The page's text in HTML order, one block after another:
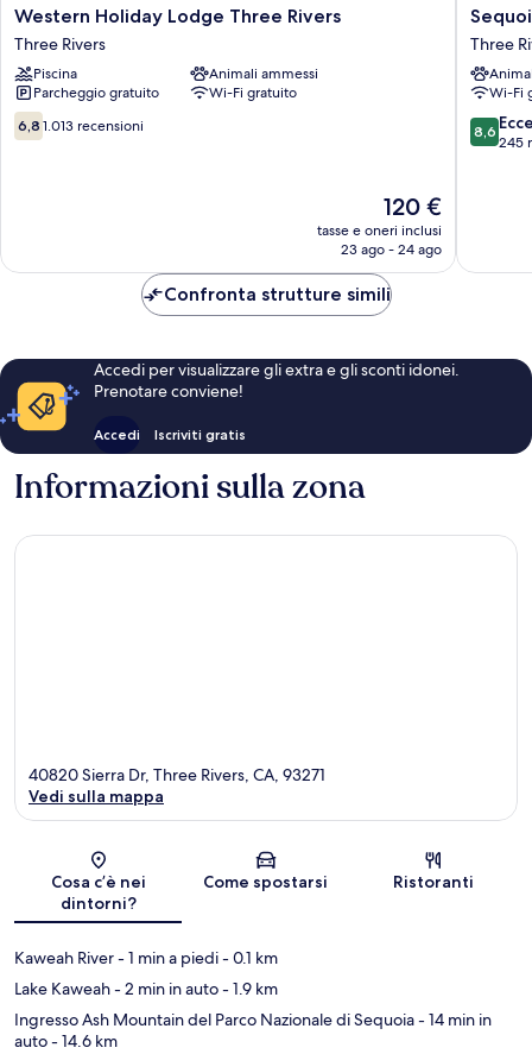
Western
Holiday
Lodge
Three
Rivers
Three
Rivers
Western Holiday Lodge Three Rivers
Three Rivers
Piscina
Animali ammessi
Parcheggio gratuito
Wi-Fi gratuito
6.8
su
6,8 1.013 recensioni
Il
prezzo
attuale
120 €
120 €
tasse e oneri inclusi
23 ago - 24 ago
Sequoia
Village
Three
Rivers
Three
Wi-Fi
8.6
su
8,6
245
Confronta strutture simili
Accedi per visualizzare gli extra e gli sconti idonei.
Prenotare conviene!
Accedi Iscriviti gratis
Informazioni sulla zona
Mappa
40820 Sierra Dr, Three Rivers, CA, 93271
Vedi sulla mappa
Cosa c’è nei
dintorni?
Come spostarsi Ristoranti
Kaweah River- 1 min a piedi- 0.1 km
Lake Kaweah- 2 min in auto- 1.9 km
Ingresso Ash Mountain del Parco Nazionale di Sequoia- 14 min in
auto- 14.6 km